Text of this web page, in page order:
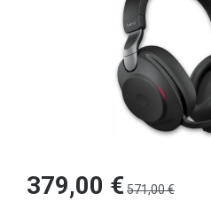
379,00 €571,00 €